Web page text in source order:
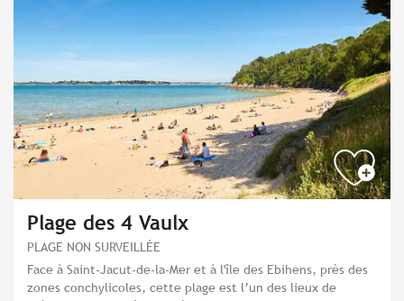
Plage des 4 Vaulx
PLAGE NON SURVEILLÉE
Face à Saint-Jacut-de-la-Mer et à l'île des Ebihens, près des
zones conchylicoles, cette plage est l’un des lieux de